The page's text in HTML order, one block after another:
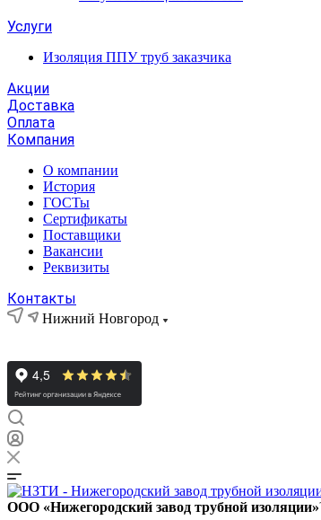
Услуги
Изоляция ППУ труб заказчика
Акции
Доставка
Оплата
Компания
О компании
История
ГОСТы
Сертификаты
Поставщики
Вакансии
Реквизиты
Контакты
Нижний Новгород
ООО «Нижегородский завод трубной изоляции»